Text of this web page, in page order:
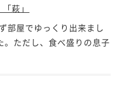
萩」
部屋でゆっくり出来まし
ただし、食べ盛りの息子